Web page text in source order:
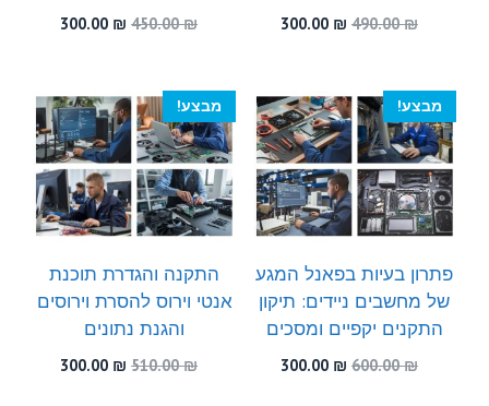
490.00₪
המחיר
490.00 ₪.
300.00 ₪
300.00 ₪.
450.00₪
המחיר
300.00 ₪
המחיר
מבצע!
פתרון בעיות בפאנל המגע
של מחשבים ניידים: תיקון
התקנים יקפיים ומסכים
600.00₪
המחיר
300.00 ₪
מבצע!
התקנה והגדרת תוכנת
אנטי וירוס להסרת וירוסים
והגנת נתונים
510.00₪
המחיר
300.00 ₪
המחיר